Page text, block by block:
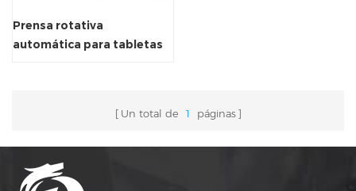
Prensa rotativa
automática para tabletas
Un total de 1 páginas